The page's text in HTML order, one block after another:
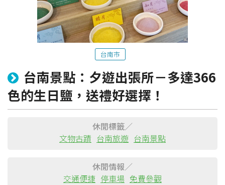
粉絲團 Line@ IG
台南市
台南景點：夕遊出張所－多達366
色的生日鹽，送禮好選擇！
休閒標籤／
文物古蹟 台南旅遊 台南景點
休閒情報／
交通便捷 停車場 免費參觀